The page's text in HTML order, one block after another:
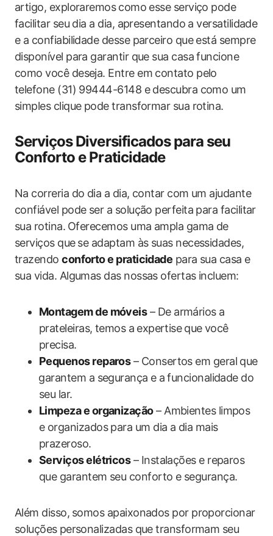
artigo, exploraremos ⁢como esse serviço pode
facilitar seu dia a dia, apresentando a versatilidade
e ‍a confiabilidade desse parceiro que está sempre
disponível para ​garantir que sua casa‌ funcione
como você deseja. Entre em contato pelo
telefone (31) 99444-6148 e descubra como um
simples clique pode transformar sua rotina.
Serviços Diversificados para seu
Conforto e Praticidade
Na correria do dia ‍a dia, contar com um ajudante
confiável pode ser a solução perfeita para facilitar
sua rotina. ⁣Oferecemos uma ampla gama ‍de
serviços que ⁤se adaptam às suas necessidades,
trazendoconforto e praticidade para sua casa e
sua vida. Algumas das nossas ofertas incluem:
Montagem ‌de móveis– De armários a
prateleiras, temos​ a ⁣expertise ⁢que você
‌precisa.
Pequenos reparos– Consertos em geral que
⁣garantem a‍ segurança e a ⁢funcionalidade do
seu lar.
Limpeza e organização– Ambientes limpos
e organizados ‍para um dia a dia mais
prazeroso.
Serviços elétricos– Instalações‌ e reparos
que garantem seu conforto ​e segurança.
Além disso, ⁢somos apaixonados por proporcionar
soluções ⁤personalizadas‍ que transformam seu